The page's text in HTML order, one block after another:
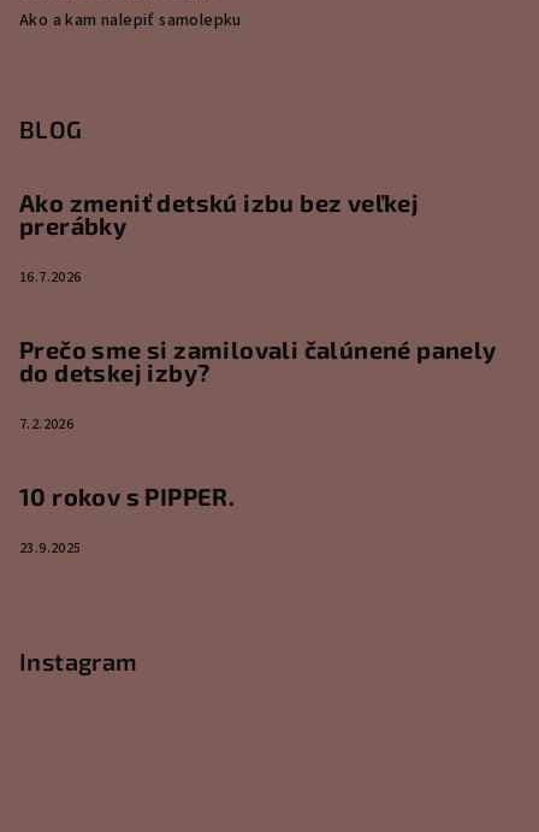
Ako a kam nalepiť samolepku
BLOG
Ako zmeniť detskú izbu bez veľkej
prerábky
16.7.2026
Prečo sme si zamilovali čalúnené panely
do detskej izby?
7.2.2026
10 rokov s PIPPER.
23.9.2025
Instagram